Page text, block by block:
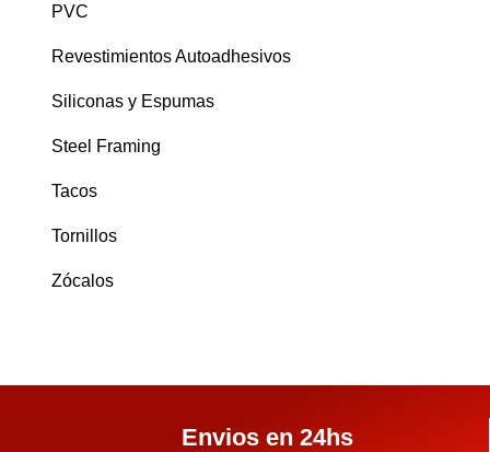
PVC
Revestimientos Autoadhesivos
Siliconas y Espumas
Steel Framing
Tacos
Tornillos
Zócalos
Envios en 24hs